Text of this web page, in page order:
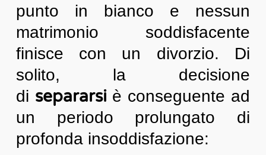
punto in bianco e nessun
matrimonio soddisfacente
finisce con un divorzio. Di
solito, la decisione
di separarsiè conseguente ad
un periodo prolungato di
profonda insoddisfazione: